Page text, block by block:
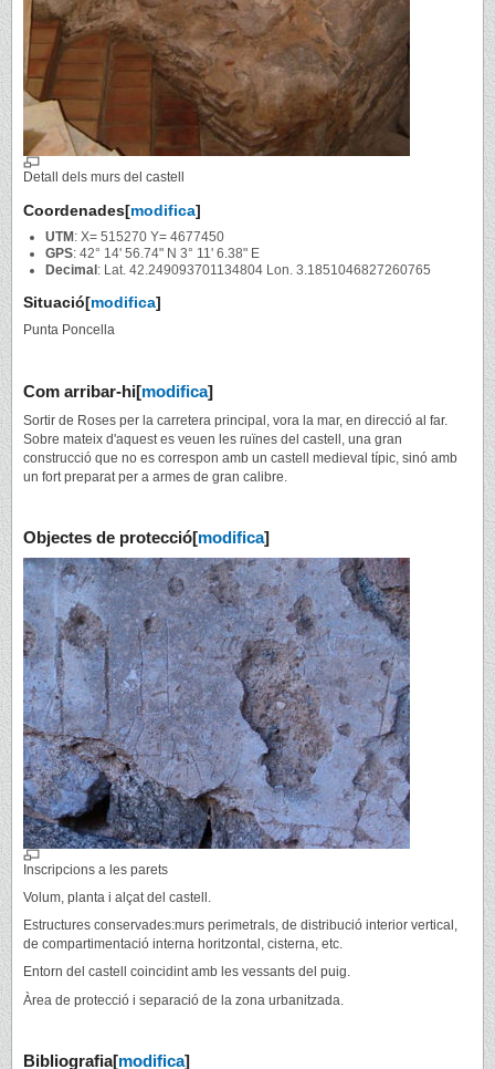
Detall dels murs del castell
Coordenades[modifica]
UTM : X= 515270 Y= 4677450
GPS: 42° 14' 56.74" N 3° 11' 6.38" E
Decimal : Lat. 42.249093701134804 Lon. 3.1851046827260765
Situació[modifica]
Punta Poncella
Com arribar-hi[modifica]
Sortir de Roses per la carretera principal, vora la mar, en direcció al far.
Sobre mateix d'aquest es veuen les ruïnes del castell, una gran
construcció que no es correspon amb un castell medieval típic, sinó amb
un fort preparat per a armes de gran calibre.
Objectes de protecció[modifica]
Inscripcions a les parets
Volum, planta i alçat del castell.
Estructures conservades:murs perimetrals, de distribució interior vertical,
de compartimentació interna horitzontal, cisterna, etc.
Entorn del castell coincidint amb les vessants del puig.
Àrea de protecció i separació de la zona urbanitzada.
Bibliografia[modifica]